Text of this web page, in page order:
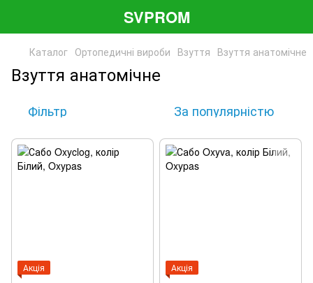
SVPROM
Каталог Ортопедичні вироби Взуття Взуття анатомічне
Взуття анатомічне
Фільтр За популярністю
Акція Акція